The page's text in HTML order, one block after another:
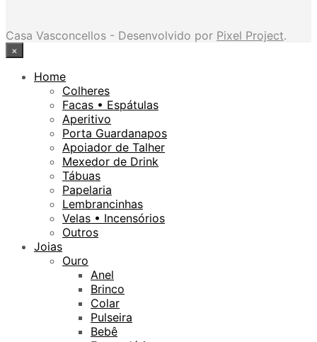
Casa Vasconcellos - Desenvolvido por Pixel Project.
×
Home
Colheres
Facas • Espátulas
Aperitivo
Porta Guardanapos
Apoiador de Talher
Mexedor de Drink
Tábuas
Papelaria
Lembrancinhas
Velas • Incensórios
Outros
Joias
Ouro
Anel
Brinco
Colar
Pulseira
Bebê